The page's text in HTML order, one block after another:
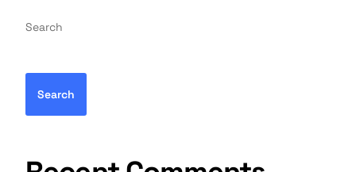
Search
Search